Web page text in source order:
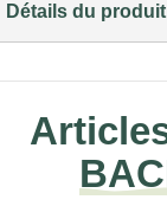
Détails du produit